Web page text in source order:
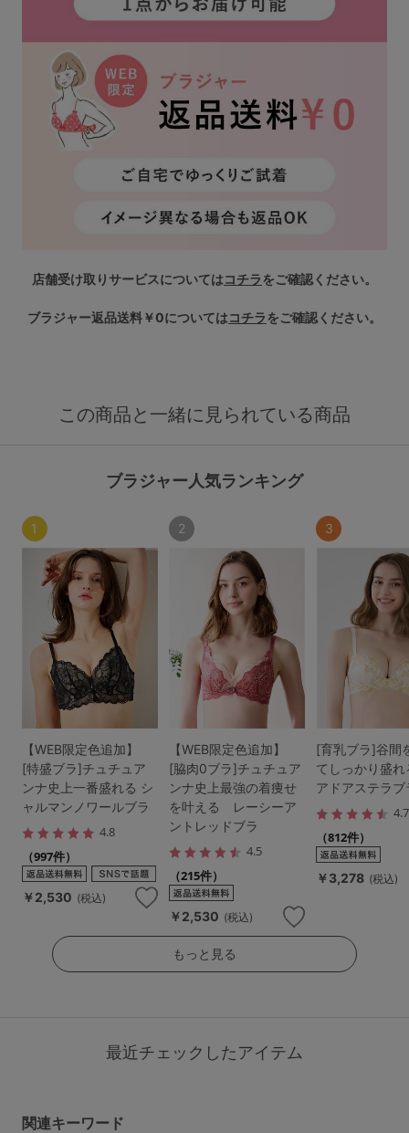
店舗受け取りサービスについてはコチラ をご確認ください。
ブラジャー返品送料￥0についてはコチラ をご確認ください。
この商品と一緒に見られている商品
ブラジャー人気ランキング
1
【WEB限定色追加】
[特盛ブラ]チュチュア
ンナ史上一番盛れる シ
ャルマンノワールブラ
4.8
（997件）
￥2,530 (税込)
2
【WEB限定色追加】
[脇肉0ブラ]チュチュア
ンナ史上最強の着痩せ
を叶える レーシーア
ントレッドブラ
4.5
（215件）
￥2,530 (税込)
3
[育乳ブラ]谷間
てしっかり盛
アドアステラブ
4.7
（812件）
￥3,278 (税込)
もっと見る
最近チェックしたアイテム
関連キーワード